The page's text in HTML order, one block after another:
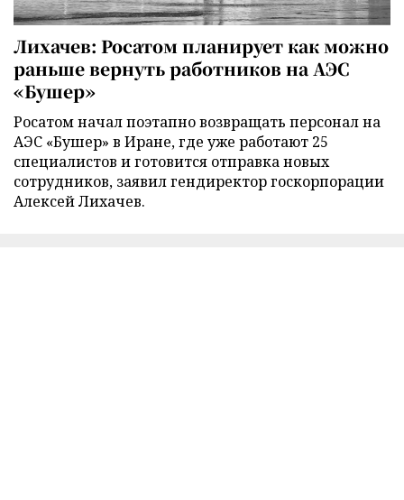
Лихачев: Росатом планирует как можно
раньше вернуть работников на АЭС
«Бушер»
Росатом начал поэтапно возвращать персонал на
АЭС «Бушер» в Иране, где уже работают 25
специалистов и готовится отправка новых
сотрудников, заявил гендиректор госкорпорации
Алексей Лихачев.